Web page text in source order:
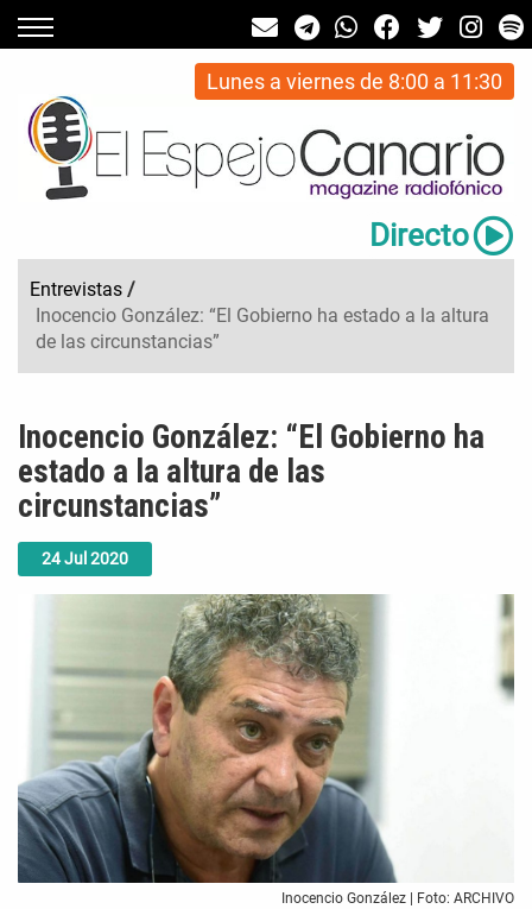
Lunes a viernes de 8:00 a 11:30
Directo
Entrevistas /
Inocencio González: “El Gobierno ha estado a la altura
de las circunstancias”
24Jul 2020
Inocencio González: “El Gobierno ha
estado a la altura de las
circunstancias”
Inocencio González | Foto: ARCHIVO